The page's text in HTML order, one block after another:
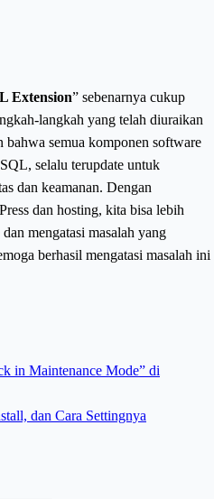
Extension” sebenarnya cukup
langkah yang telah diuraikan
bahwa semua komponen software
selalu terupdate untuk
dan keamanan. Dengan
dan hosting, kita bisa lebih
mengatasi masalah yang
berhasil mengatasi masalah ini
in Maintenance Mode” di
dan Cara Settingnya